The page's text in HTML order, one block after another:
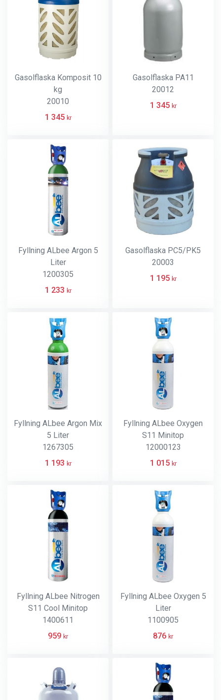
Gasolflaska Komposit 10
kg
20010
1 345 kr
Gasolflaska PA11
20012
1 345 kr
Fyllning ALbee Argon 5
Liter
1200305
1 233 kr
Gasolflaska PC5/PK5
20003
1 195 kr
Fyllning ALbee Argon Mix
5 Liter
1267305
1 193 kr
Fyllning ALbee Oxygen
S11 Minitop
12000123
1 015 kr
Fyllning ALbee Nitrogen
S11 Cool Minitop
1400611
959 kr
Fyllning ALbee Oxygen 5
Liter
1100905
876 kr